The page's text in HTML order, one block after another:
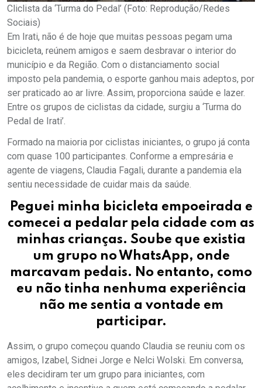
Cliclista da ‘Turma do Pedal’ (Foto: Reprodução/Redes
Sociais)
Em Irati, não é de hoje que muitas pessoas pegam uma
bicicleta, reúnem amigos e saem desbravar o interior do
município e da Região. Com o distanciamento social
imposto pela pandemia, o esporte ganhou mais adeptos, por
ser praticado ao ar livre. Assim, proporciona saúde e lazer.
Entre os grupos de ciclistas da cidade, surgiu a ‘Turma do
Pedal de Irati’.
Formado na maioria por ciclistas iniciantes, o grupo já conta
com quase 100 participantes. Conforme a empresária e
agente de viagens, Claudia Fagali, durante a pandemia ela
sentiu necessidade de cuidar mais da saúde.
Peguei minha bicicleta empoeirada e
comecei a pedalar pela cidade com as
minhas crianças. Soube que existia
um grupo no WhatsApp, onde
marcavam pedais. No entanto, como
eu não tinha nenhuma experiência
não me sentia a vontade em
participar.
Assim, o grupo começou quando Claudia se reuniu com os
amigos, Izabel, Sidnei Jorge e Nelci Wolski. Em conversa,
eles decidiram ter um grupo para iniciantes, com